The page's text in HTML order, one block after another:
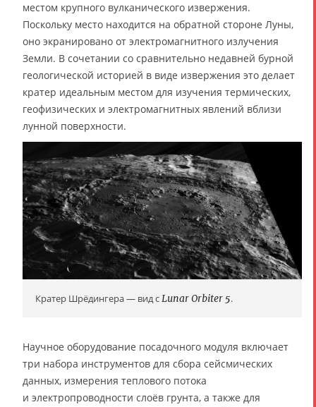
местом крупного вулканического извержения.
Поскольку место находится на обратной стороне Луны,
оно экранировано от электромагнитного излучения
Земли. В сочетании со сравнительно недавней бурной
геологической историей в виде извержения это делает
кратер идеальным местом для изучения термических,
геофизических и электромагнитных явлений вблизи
лунной поверхности.
Кратер Шрёдингера — вид сLunar Orbiter 5.
Научное оборудование посадочного модуля включает
три набора инструментов для сбора сейсмических
данных, измерения теплового потока
и электропроводности слоёв грунта, а также для